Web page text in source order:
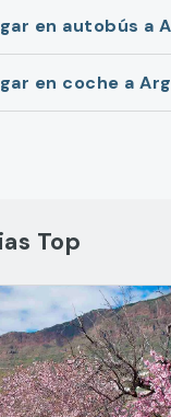
en autobús a
en coche a
Top